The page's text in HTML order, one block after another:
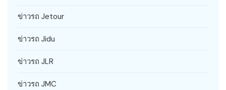
ข่าวรถ Jetour
ข่าวรถ Jidu
ข่าวรถ JLR
ข่าวรถ JMC